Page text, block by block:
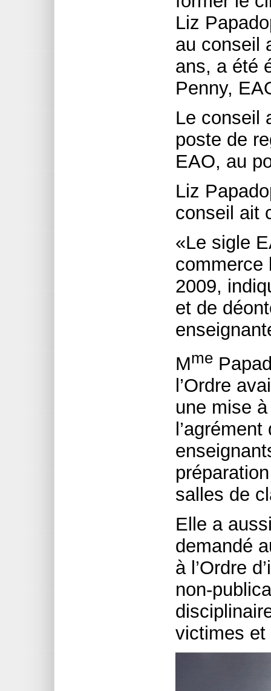
Liz
au conseil
ans, a été
Penny,
Le conseil
poste de
EAO, au
Liz
conseil ait
«Le sigle
commerce
2009,
et de
Mme
l’Ordre
une mise
salles de
Elle a
demandé
à l’Ordre
non-
victimes et